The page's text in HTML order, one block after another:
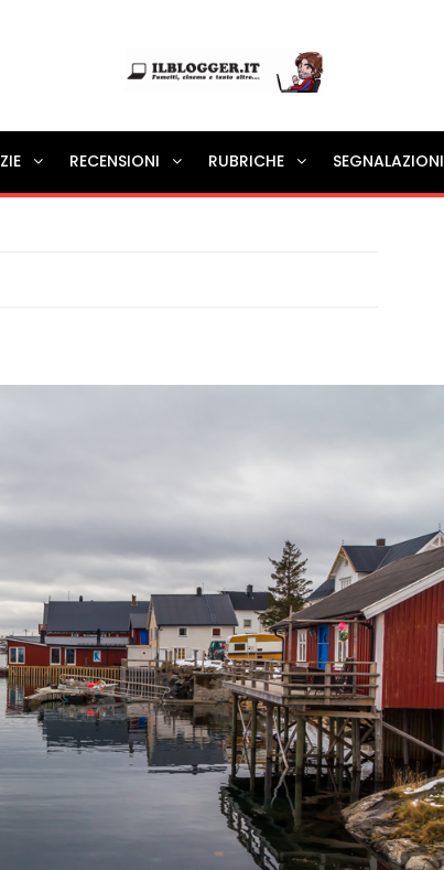
Ilblogger.it
Il portalino di blog |
RECENSIONI RUBRICHE SEGNALAZIONI